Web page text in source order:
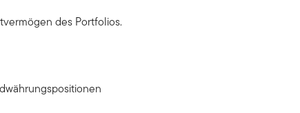
des Portfolios.